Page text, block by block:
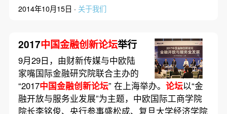
2014年10月15日 · 关于我们
2017中国金融创新论坛举行
9月29日，由财新传媒与中欧陆
家嘴国际金融研究院联合主办的
“2017中国金融创新论坛” 在上海举办。 论坛以“金
融开放与服务业发展”为主题，中欧国际工商学院
院长李铭俊、央行参事盛松成、复旦大学经济学院